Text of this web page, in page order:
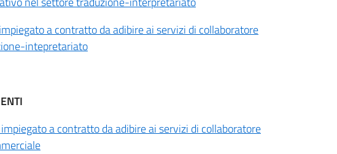
a contratto da adibire ai servizi di collaboratore
intepretariato
a contratto da adibire ai servizi di collaboratore